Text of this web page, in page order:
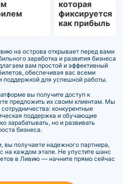
которая
фиксируется
как прибыль
на острова открывает перед вами
заработка и развития бизнеса
вам простой и эффективный
обеспечивая вас всеми
поддержкой для успешной работы.
вы получите доступ к
предложить их своим клиентам. Мы
конкурентные
поддержка и обучающие
зарабатывать, но и развивать
бизнеса.
вы получаете надежного партнера,
на каждом этапе. Не упустите шанс
в Ливию — начните прямо сейчас